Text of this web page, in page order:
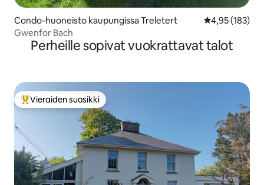
Condo-huoneisto kaupungissa Treletert
4,95 (183)
Gwenfor Bach
Perheille sopivat vuokrattavat talot
Vieraiden suosikkien parhaimmistoa
Vieraiden suosikki